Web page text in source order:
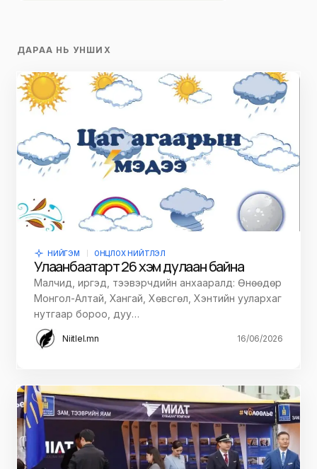
ДАРАА НЬ УНШИХ
НИЙГЭМ ОНЦЛОХ НИЙТЛЭЛ
Улаанбаатарт 26 хэм дулаан байна
Малчид, иргэд, тээвэрчдийн анхааралд: Өнөөдөр
Монгол-Алтай, Хангай, Хөвсгөл, Хэнтийн уулархаг
нутгаар бороо, дуу…
Niitlel.mn 16/06/2026